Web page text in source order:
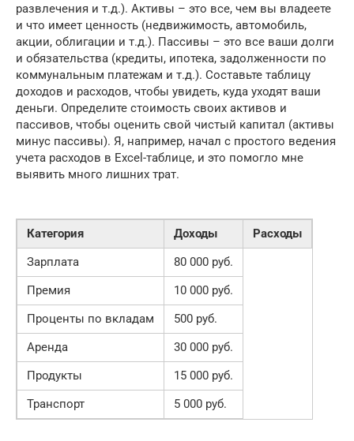
развлечения и т.д.). Активы – это все, чем вы владеете
и что имеет ценность (недвижимость, автомобиль,
акции, облигации и т.д.). Пассивы – это все ваши долги
и обязательства (кредиты, ипотека, задолженности по
коммунальным платежам и т.д.). Составьте таблицу
доходов и расходов, чтобы увидеть, куда уходят ваши
деньги. Определите стоимость своих активов и
пассивов, чтобы оценить свой чистый капитал (активы
минус пассивы). Я, например, начал с простого ведения
учета расходов в Excel-таблице, и это помогло мне
выявить много лишних трат.
Категория Доходы
Расходы
Зарплата
80 000 руб.
Премия
10 000 руб.
Проценты по вкладам
500 руб.
Аренда
30 000 руб.
Продукты
15 000 руб.
Транспорт
5 000 руб.